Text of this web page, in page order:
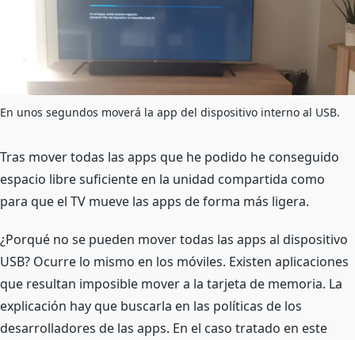
En unos segundos moverá la app del dispositivo interno al USB.
Tras mover todas las apps que he podido he conseguido
espacio libre suficiente en la unidad compartida como
para que el TV mueve las apps de forma más ligera.
¿Porqué no se pueden mover todas las apps al dispositivo
USB? Ocurre lo mismo en los móviles. Existen aplicaciones
que resultan imposible mover a la tarjeta de memoria. La
explicación hay que buscarla en las políticas de los
desarrolladores de las apps. En el caso tratado en este